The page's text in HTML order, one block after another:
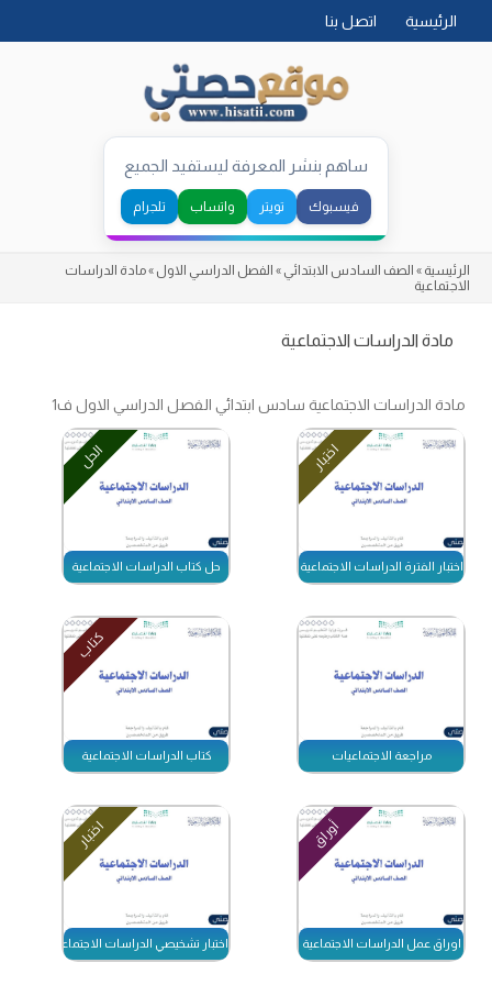
الرئيسية اتصل بنا
ساهم بنشر المعرفة ليستفيد الجميع
فيسبوك تويتر واتساب تلجرام
الرئيسية » الصف السادس الابتدائي » الفصل الدراسي الاول »مادة الدراسات
الاجتماعية
مادة الدراسات الاجتماعية
مادة الدراسات الاجتماعية سادس ابتدائي الفصل الدراسي الاول ف1
اختبار
اختبار الفترة الدراسات الاجتماعية
الحل
حل كتاب الدراسات الاجتماعية
مراجعة الاجتماعيات
كتاب
كتاب الدراسات الاجتماعية
أوراق
اوراق عمل الدراسات الاجتماعية
اختبار
اختبار تشخيصي الدراسات الاجتماعية